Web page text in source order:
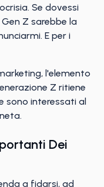
Se dovessi
Z sarebbe la
E per i
l'elemento
Z ritiene
sono interessati al
Dei
a fidarsi, ad